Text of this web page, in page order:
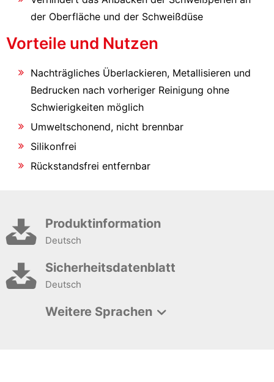
der Oberfläche und der Schweißdüse
Vorteile und Nutzen
Nachträgliches Überlackieren, Metallisieren und
Bedrucken nach vorheriger Reinigung ohne
Schwierigkeiten möglich
Umweltschonend, nicht brennbar
Silikonfrei
Rückstandsfrei entfernbar
Produktinformation
Deutsch
Sicherheitsdatenblatt
Deutsch
Weitere Sprachen